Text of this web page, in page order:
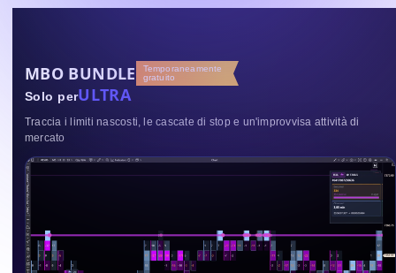
MBO BUNDLE
Temporaneamente
gratuito
Solo perULTRA
Traccia i limiti nascosti, le cascate di stop e un'improvvisa attività di
mercato